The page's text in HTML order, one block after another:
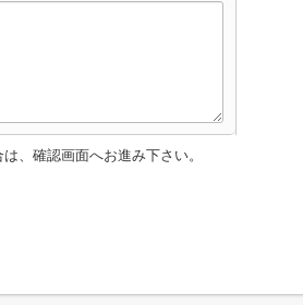
、確認画面へお進み下さい。